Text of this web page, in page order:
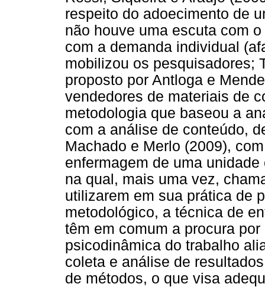
respeito do adoecimento de
não houve uma escuta com
com a demanda individual
mobilizou os pesquisadores;
proposto por Antloga e
vendedores de materiais de
metodologia que baseou a
com a análise de conteúdo,
Machado e Merlo (2009),
enfermagem de uma
na qual, mais uma vez,
utilizarem em sua prática de
metodológico, a técnica de
têm em comum a procura
psicodinâmica do trabalho
coleta e análise de
de métodos, o que visa